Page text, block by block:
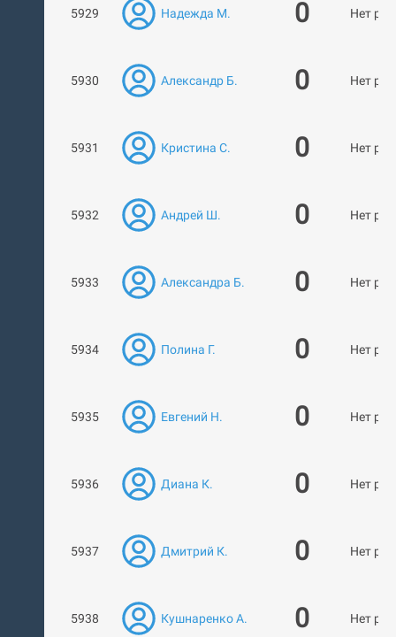
5929 Надежда М. 0 Нет
5930 Александр Б. 0 Нет
5931 Кристина С. 0 Нет
5932 Андрей Ш. 0 Нет
5933 Александра Б. 0 Нет
5934 Полина Г. 0 Нет
5935 Евгений Н. 0 Нет
5936 Диана К. 0 Нет
5937 Дмитрий К. 0 Нет
5938 Кушнаренко А. 0 Нет